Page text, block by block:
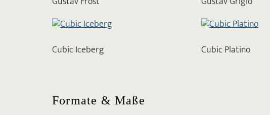
Cubic Iceberg Cubic Platino
Formate & Maße